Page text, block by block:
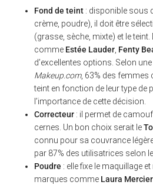
Fond de teint: disponible sous
crème, poudre), il doit être
(grasse, sèche, mixte) et le
comme Estée Lauder, Fenty
d’excellentes options. Selon
Makeup.com, 63% des femmes
teint en fonction de leur type de
l’importance de cette décision.
Correcteur: il permet de
cernes. Un bon choix serait le
connu pour sa couvrance
par 87% des utilisatrices selon
Poudre : elle fixe le maquillage
marques comme Laura Mercier